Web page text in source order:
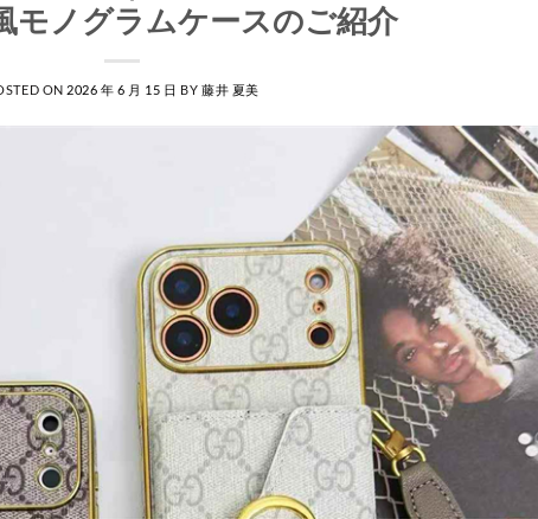
モノグラムケースのご紹介
ON 2026 年 6 月 15 日 BY 藤井 夏美